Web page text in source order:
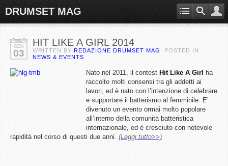
DRUMSET MAG
GEN
03
HIT LIKE A GIRL 2014
WRITTEN BY REDAZIONE DRUMSET MAG
. POSTED IN
NEWS & EVENTS
Nato nel 2011, il contest Hit Like A Girl
ha
raccolto molti consensi tra gli addetti ai
lavori, ed è nato con l’intenzione di celebrare
e supportare il batterismo al femminile. E’
divenuto un evento ormai molto popolare
all’interno della comunità batteristica
internazionale, ed è cresciuto con notevole
rapidità nel corso di questi due anni. (Leggi tutto>>)